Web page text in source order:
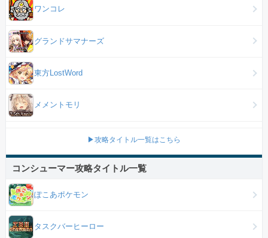
ワンコレ
グランドサマナーズ
東方LostWord
メメントモリ
▶攻略タイトル一覧はこちら
コンシューマー攻略タイトル一覧
ぽこあポケモン
タスクバーヒーロー